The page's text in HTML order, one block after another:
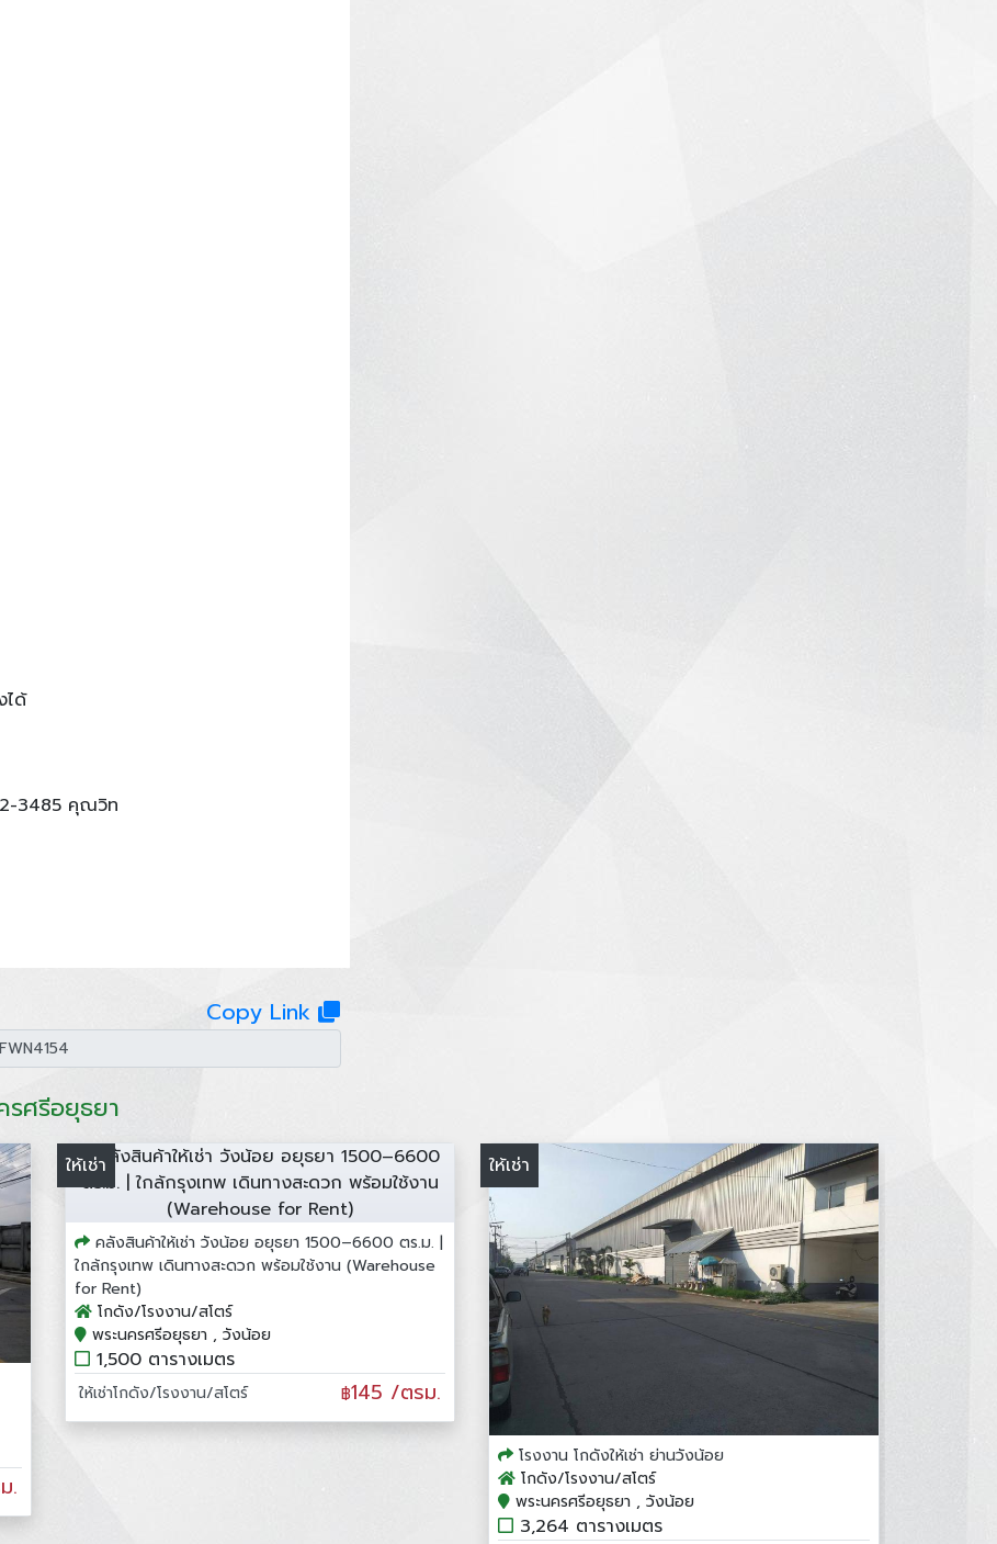
ได้
3485 คุณวิท
Copy Link
รศรีอยุธยา
.
ให้เช่า
คลังสินค้าให้เช่า วังน้อย อยุธยา 1500–6600 ตร.ม. |
ใกล้กรุงเทพ เดินทางสะดวก พร้อมใช้งาน (Warehouse
for Rent)
โกดัง/โรงงาน/สโตร์
พระนครศรีอยุธยา , วังน้อย
1,500 ตารางเมตร
ให้เช่าโกดัง/โรงงาน/สโตร์ ฿145 /ตรม.
ให้เช่า
โรงงาน โกดังให้เช่า ย่านวังน้อย
โกดัง/โรงงาน/สโตร์
พระนครศรีอยุธยา , วังน้อย
3,264 ตารางเมตร